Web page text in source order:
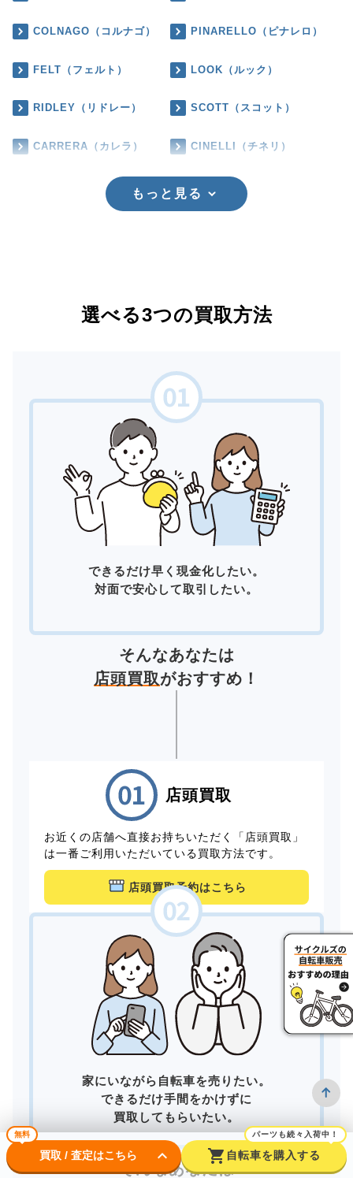
COLNAGO（コルナゴ） PINARELLO（ピナレロ）
FELT（フェルト） LOOK（ルック）
RIDLEY（リドレー） SCOTT（スコット）
CARRERA（カレラ） CINELLI（チネリ）
もっと見る
選べる3つの買取方法
できるだけ早く現金化したい。
対面で安心して取引したい。
そんなあなたは
店頭買取がおすすめ！
店頭買取
お近くの店舗へ直接お持ちいただく「店頭買取」
は一番ご利用いただいている買取方法です。
店頭買取予約はこちら
家にいながら自転車を売りたい。
できるだけ手間をかけずに
買取してもらいたい。
そんなあなたは
無料
買取 / 査定はこちら keyboard_arrow_down shopping_cart
パーツも続々入荷中！
自転車を購入する